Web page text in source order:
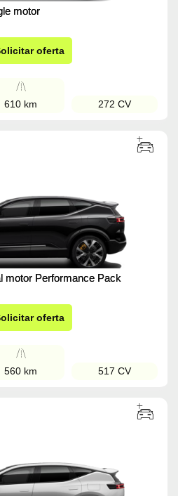
motor
oferta
610 km 272 CV
motor Performance Pack
oferta
560 km 517 CV